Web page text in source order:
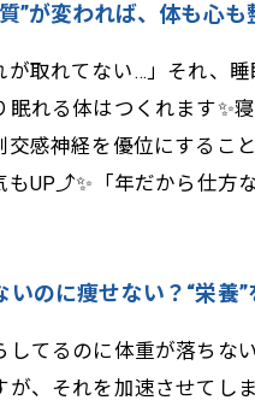
”が変われば、体も心も
が取れてない…」それ、
眠れる体はつくれます✨
交感神経を優位にするこ
もUP⤴️✨「年だから仕方
のに痩せない？“栄養”
してるのに体重が落ちな
が、それを加速させてし